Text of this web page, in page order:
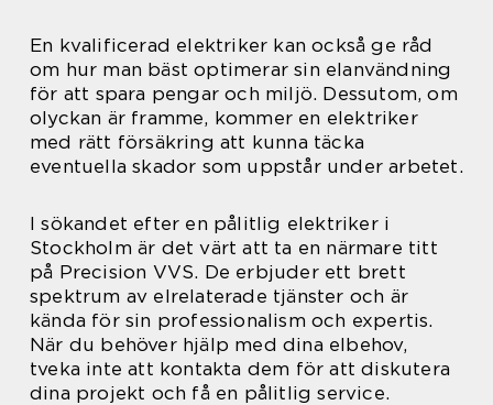
En kvalificerad elektriker kan också ge råd
om hur man bäst optimerar sin elanvändning
för att spara pengar och miljö. Dessutom, om
olyckan är framme, kommer en elektriker
med rätt försäkring att kunna täcka
eventuella skador som uppstår under arbetet.
I sökandet efter en pålitlig elektriker i
Stockholm är det värt att ta en närmare titt
på Precision VVS. De erbjuder ett brett
spektrum av elrelaterade tjänster och är
kända för sin professionalism och expertis.
När du behöver hjälp med dina elbehov,
tveka inte att kontakta dem för att diskutera
dina projekt och få en pålitlig service.